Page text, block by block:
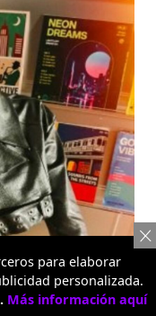
para elaborar
personalizada.
Más información aquí